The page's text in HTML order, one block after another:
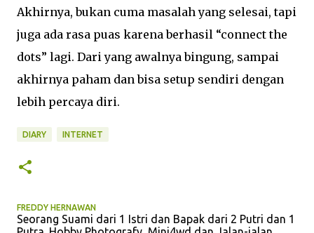
Akhirnya, bukan cuma masalah yang selesai, tapi
juga ada rasa puas karena berhasil “connect the
dots” lagi. Dari yang awalnya bingung, sampai
akhirnya paham dan bisa setup sendiri dengan
lebih percaya diri.
DIARY INTERNET
FREDDY HERNAWAN
Seorang Suami dari 1 Istri dan Bapak dari 2 Putri dan 1